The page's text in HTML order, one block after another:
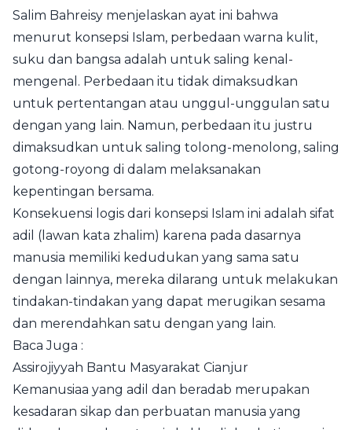
Salim Bahreisy menjelaskan ayat ini bahwa
menurut konsepsi Islam, perbedaan warna kulit,
suku dan bangsa adalah untuk saling kenal-
mengenal. Perbedaan itu tidak dimaksudkan
untuk pertentangan atau unggul-unggulan satu
dengan yang lain. Namun, perbedaan itu justru
dimaksudkan untuk saling tolong-menolong, saling
gotong-royong di dalam melaksanakan
kepentingan bersama.
Konsekuensi logis dari konsepsi Islam ini adalah sifat
adil (lawan kata zhalim) karena pada dasarnya
manusia memiliki kedudukan yang sama satu
dengan lainnya, mereka dilarang untuk melakukan
tindakan-tindakan yang dapat merugikan sesama
dan merendahkan satu dengan yang lain.
Baca Juga :
Assirojiyyah Bantu Masyarakat Cianjur
Kemanusiaa yang adil dan beradab merupakan
kesadaran sikap dan perbuatan manusia yang